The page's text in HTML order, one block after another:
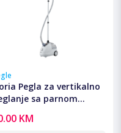
Pegla za vertikalno
sa parnom
KM